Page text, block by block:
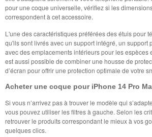
pour une coque universelle, vérifiez si les
correspondent à cet accessoire.
L'une des caractéristiques préférées des étuis pour
qu'ils sont livrés avec un support intégré, un support
avec des emplacements intérieurs pour les espèces
est aussi possible de combiner une housse de
d’écran pour offrir une protection optimale de votre
Acheter une coque pour iPhone 14 Pro
Si vous n’arrivez pas à trouver le modèle qui
vous pouvez utiliser les filtres à gauche. Selon les
retrouver le produits correspondant le mieux à vos
quelques clics.